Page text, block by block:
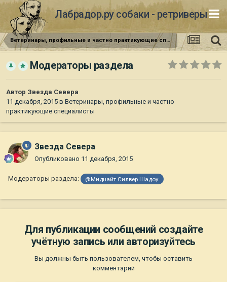
Лабрадор.ру собаки - ретриверы
Ветеринары, профильные и частно практикующие специалисты
Модераторы раздела
Автор Звезда Севера
11 декабря, 2015 в Ветеринары, профильные и частно
практикующие специалисты
Звезда Севера
Опубликовано 11 декабря, 2015
Модераторы раздела: @Миднайт Силвер Шадоу
Для публикации сообщений создайте
учётную запись или авторизуйтесь
Вы должны быть пользователем, чтобы оставить
комментарий